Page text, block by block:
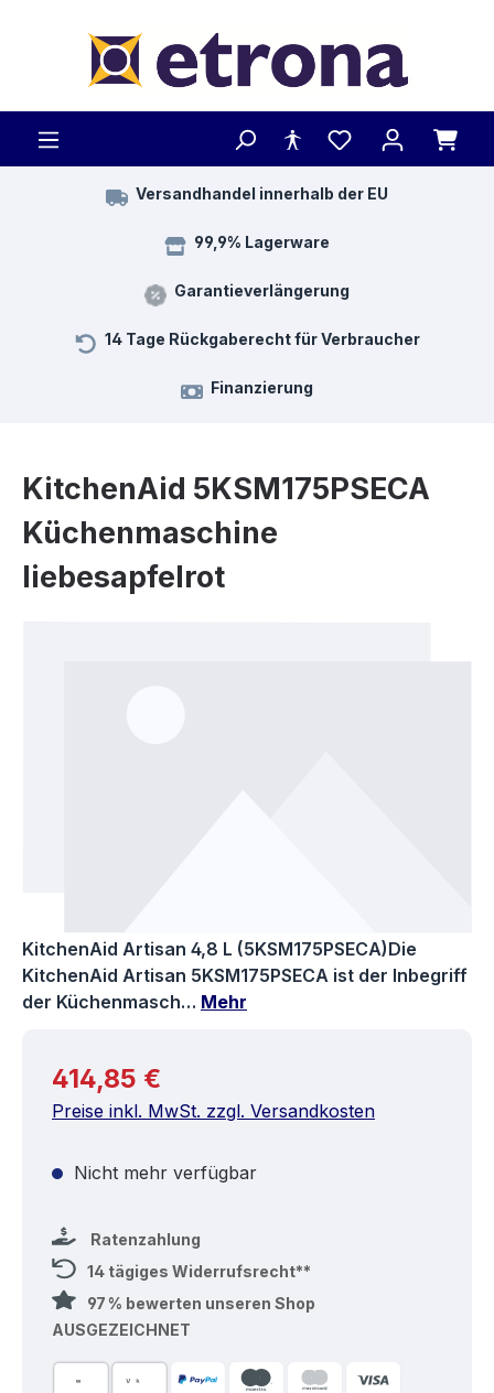
Versandhandel innerhalb der EU
99,9% Lagerware
Garantieverlängerung
14 Tage Rückgaberecht für Verbraucher
Finanzierung
KitchenAid 5KSM175PSECA
Küchenmaschine
liebesapfelrot
KitchenAid Artisan 4,8 L (5KSM175PSECA)Die
KitchenAid Artisan 5KSM175PSECA ist der Inbegriff
der Küchenmasch… Mehr
Regulärer Preis:
414,85 €
Preise inkl. MwSt. zzgl. Versandkosten
Nicht mehr verfügbar
Ratenzahlung
14 tägiges Widerrufsrecht**
97 % bewerten unseren Shop
AUSGEZEICHNET